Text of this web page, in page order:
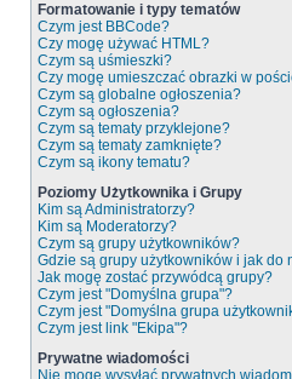
Formatowanie i typy tematów
Czym jest BBCode?
Czy mogę używać HTML?
Czym są uśmieszki?
Czy mogę umieszczać obrazki w
Czym są globalne ogłoszenia?
Czym są ogłoszenia?
Czym są tematy przyklejone?
Czym są tematy zamknięte?
Czym są ikony tematu?
Poziomy Użytkownika i Grupy
Kim są Administratorzy?
Kim są Moderatorzy?
Czym są grupy użytkowników?
Gdzie są grupy użytkowników i jak do
Jak mogę zostać przywódcą grupy?
Czym jest "Domyślna grupa"?
Czym jest "Domyślna grupa
Czym jest link "Ekipa"?
Prywatne wiadomości
Nie mogę wysyłać prywatnych